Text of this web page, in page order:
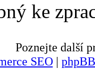
ke
Poznejte další
SEO|